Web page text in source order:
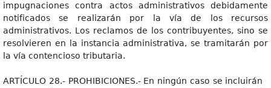
impugnaciones contra actos administrativos debidamente
notificados se realizarán por la vía de los recursos
administrativos. Los reclamos de los contribuyentes, sino se
resolvieren en la instancia administrativa, se tramitarán por
la vía contencioso tributaria.
ARTÍCULO 28.- PROHIBICIONES.- En ningún caso se incluirán